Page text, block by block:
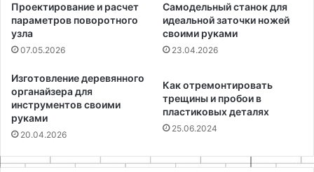
Проектирование и расчет
параметров поворотного
узла
07.05.2026
Самодельный станок для
идеальной заточки ножей
своими руками
23.04.2026
Изготовление деревянного
органайзера для
инструментов своими
руками
20.04.2026
Как отремонтировать
трещины и пробои в
пластиковых деталях
25.06.2024